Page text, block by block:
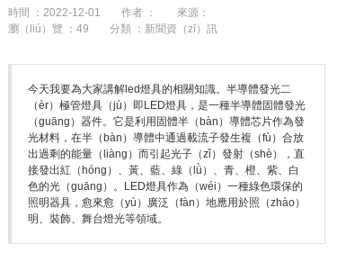
聯係
時間 ：2022-12-01 作者 ：
來源：
瀏（liú）覽 ：49 分類 ：新聞資（zī）訊
今天我要為大家講解led燈具的相關知識。半導體發光二
（èr）極管燈具（jù）即LED燈具，是一種半導體固體發光
（guāng）器件。它是利用固體半（bàn）導體芯片作為發
光材料，在半（bàn）導體中通過載流子發生複（fù）合放
出過剩的能量（liàng）而引起光子（zǐ）發射（shè），直
接發出紅（hóng）、黃、藍、綠（lǜ）、青、橙、紫、白
色的光（guāng）。LED燈具作為（wéi）一種綠色環保的
照明器具，愈來愈（yù）廣泛（fàn）地應用於照（zhào）
明、裝飾、舞台燈光等領域。